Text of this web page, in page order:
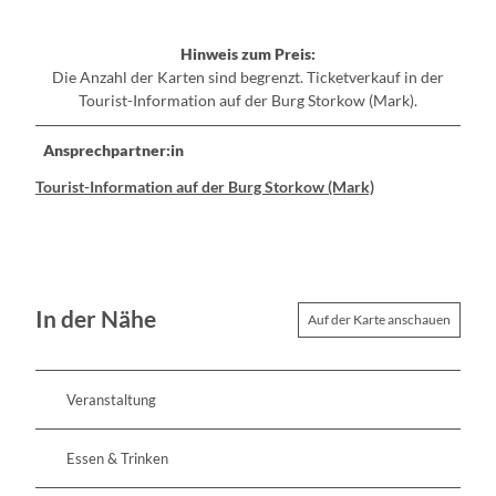
Hinweis zum Preis:
Die Anzahl der Karten sind begrenzt. Ticketverkauf in der
Tourist-Information auf der Burg Storkow (Mark).
Ansprechpartner:in
Tourist-Information auf der Burg Storkow (Mark)
In der Nähe Auf der Karte anschauen
Veranstaltung
Essen & Trinken